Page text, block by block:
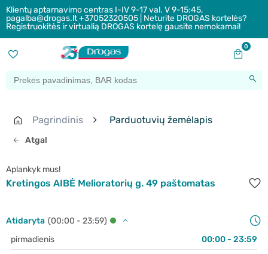
Klientų aptarnavimo centras I-IV 9-17 val. V 9-15:45,
pagalba@drogas.lt +37052320505 | Neturite DROGAS kortelės?
Registruokitės ir virtualią DROGAS kortelę gausite nemokamai!
0
Atgal
Pagrindinis Parduotuvių žemėlapis
Aplankyk mus!
Kretingos AIBĖ Melioratorių g. 49 paštomatas
Atidaryta (00:00 - 23:59)
pirmadienis
00:00 - 23:59